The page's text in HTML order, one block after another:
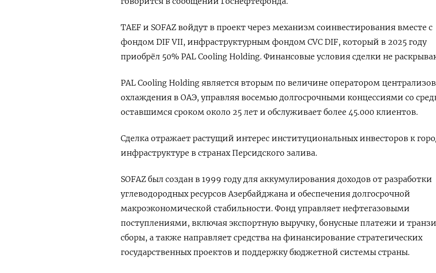
TAEF и SOFAZ войдут в проект ⁠через механизм соинвестирования вместе с
фондом DIF VII, инфраструктурным ‌фондом CVC DIF, который в 2025 ‍году
приобрёл 50% PAL Cooling ‌Holding. Финансовые условия сделки не
PAL Cooling ​Holding является вторым по величине оператором
охлаждения в ОАЭ, управляя восемью долгосрочными ⁠концессиями со
оставшимся ‍сроком около 25 лет и обслуживает более ‌45.000 клиентов.
Сделка отражает растущий интерес институциональных инвесторов к
инфраструктуре в странах Персидского залива.
SOFAZ был создан в 1999 году для аккумулирования доходов от разработки
углеводородных ресурсов Азербайджана ‍и обеспечения долгосрочной
‍макроэкономической стабильности. Фонд управляет нефтегазовыми
поступлениями, включая экспортную выручку, бонусные платежи ‍и
сборы, а также направляет средства на финансирование стратегических
государственных проектов ⁠и поддержку бюджетной системы страны.